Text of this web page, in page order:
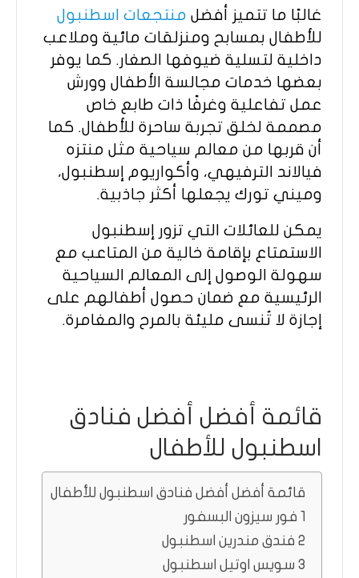
غالبًا ما تتميز أفضل منتجعات اسطنبول
للأطفال بمسابح ومنزلقات مائية وملاعب
داخلية لتسلية ضيوفها الصغار. كما يوفر
بعضها خدمات مجالسة الأطفال وورش
عمل تفاعلية وغرفًا ذات طابع خاص
مصممة لخلق تجربة ساحرة للأطفال. كما
أن قربها من معالم سياحية مثل منتزه
فيالاند الترفيهي، وأكواريوم إسطنبول،
وميني تورك يجعلها أكثر جاذبية.
يمكن للعائلات التي تزور إسطنبول
الاستمتاع بإقامة خالية من المتاعب مع
سهولة الوصول إلى المعالم السياحية
الرئيسية مع ضمان حصول أطفالهم على
إجازة لا تُنسى مليئة بالمرح والمغامرة.
قائمة أفضل أفضل فنادق
اسطنبول للأطفال
قائمة أفضل أفضل فنادق اسطنبول للأطفال
1 فور سيزون البسفور
2 فندق مندرين اسطنبول
3 سويس اوتيل اسطنبول